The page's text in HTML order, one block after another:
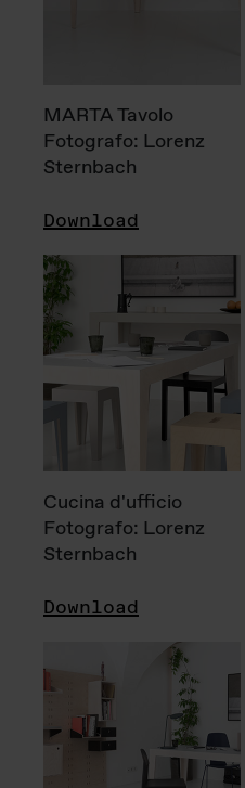
MARTA Tavolo
Fotografo: Lorenz
Sternbach
Download
Cucina d'ufficio
Fotografo: Lorenz
Sternbach
Download